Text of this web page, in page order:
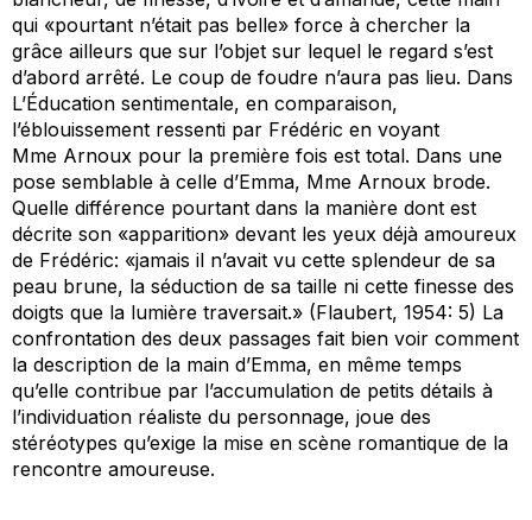
qui «pourtant n’était pas belle» force à chercher la
grâce ailleurs que sur l’objet sur lequel le regard s’est
d’abord arrêté. Le coup de foudre n’aura pas lieu. Dans
L’Éducation sentimentale, en comparaison,
l’éblouissement ressenti par Frédéric en voyant
Mme Arnoux pour la première fois est total. Dans une
pose semblable à celle d’Emma, Mme Arnoux brode.
Quelle différence pourtant dans la manière dont est
décrite son «apparition» devant les yeux déjà amoureux
de Frédéric: «jamais il n’avait vu cette splendeur de sa
peau brune, la séduction de sa taille ni cette finesse des
doigts que la lumière traversait.» (Flaubert, 1954: 5) La
confrontation des deux passages fait bien voir comment
la description de la main d’Emma, en même temps
qu’elle contribue par l’accumulation de petits détails à
l’individuation réaliste du personnage, joue des
stéréotypes qu’exige la mise en scène romantique de la
rencontre amoureuse.